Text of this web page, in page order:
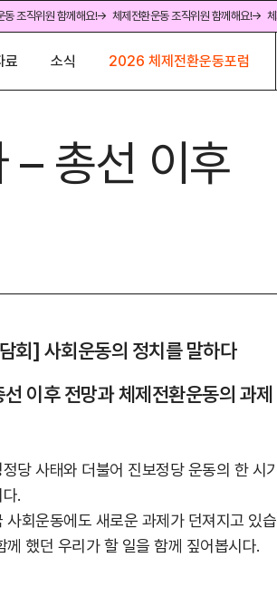
조직위원 함께해요!→ 체제전환운동 조직위원 함께해요!→ 체
료 소식 2026 체제전환운동포럼
– 총선 이후
회] 사회운동의 정치를 말하다
선 이후 전망과 체제전환운동의 과제
정당 사태와 더불어 진보정당 운동의 한 시
.
사회운동에도 새로운 과제가 던져지고 있
께 했던 우리가 할 일을 함께 짚어봅시다.